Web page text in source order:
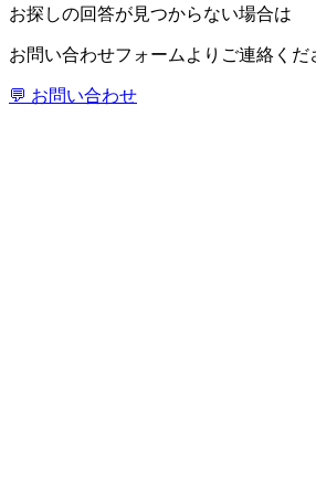
お探しの回答が見つからない場合は
お問い合わせフォームよりご連絡くだ
💬 お問い合わせ